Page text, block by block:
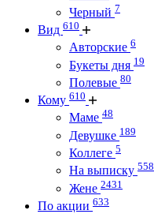
Черный 7
Вид 610
Авторские 6
Букеты дня 19
Полевые 80
Кому 610
Маме 48
Девушке 189
Коллеге 5
На выписку 558
Жене 2431
По акции 633